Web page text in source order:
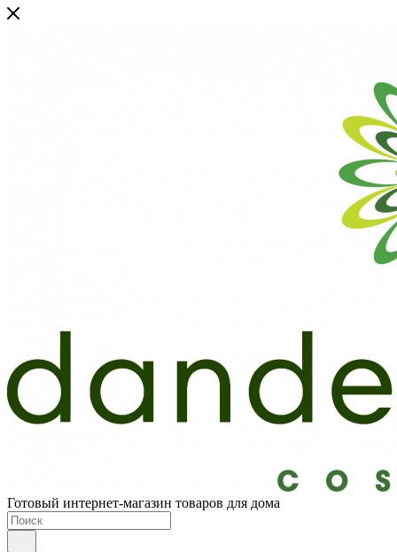
Готовый интернет-магазин товаров для дома